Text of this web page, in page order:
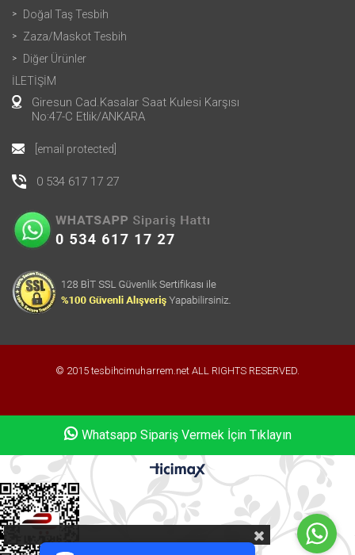
PCI-DSS Ödeme Güvenliği
7/24 Canlı Destek
Whatsapp Sipariş Vermek İçin Tıklayın
Doğal Taş Tesbih
Zaza/Maskot Tesbih
Diğer Ürünler
İLETİŞİM
Giresun Cad.Kasalar Saat Kulesi Karşısı
No:47-C Etlik/ANKARA
[email protected]
0 534 617 17 27
© 2015 tesbihcimuharrem.net ALL RIGHTS RESERVED.
Whatsapp Sipariş Vermek İçin Tıklayın